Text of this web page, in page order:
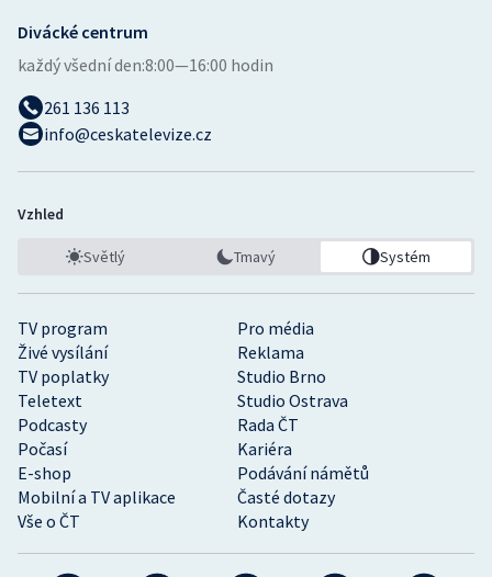
TV program
Pro média
Živé vysílání
Reklama
TV poplatky
Studio Brno
Teletext
Studio Ostrava
Podcasty
Rada ČT
Počasí
Kariéra
E-shop
Podávání námětů
Mobilní a TV aplikace
Časté dotazy
Vše o ČT
Kontakty
Divácké centrum
každý všední den:8:00—16:00 hodin
261 136 113
info@ceskatelevize.cz
Vzhled
Světlý Tmavý Systém